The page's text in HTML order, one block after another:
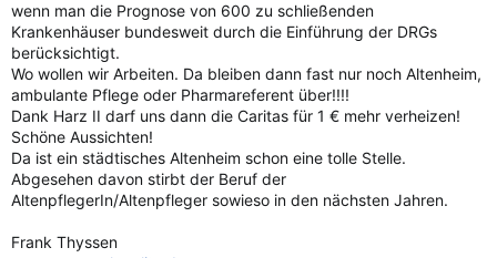
wenn man die Prognose von 600 zu schließenden
Krankenhäuser bundesweit durch die Einführung der DRGs
berücksichtigt.
Wo wollen wir Arbeiten. Da bleiben dann fast nur noch Altenheim,
ambulante Pflege oder Pharmareferent über!!!!
Dank Harz II darf uns dann die Caritas für 1 € mehr verheizen!
Schöne Aussichten!
Da ist ein städtisches Altenheim schon eine tolle Stelle.
Abgesehen davon stirbt der Beruf der
AltenpflegerIn/Altenpfleger sowieso in den nächsten Jahren.
Frank Thyssen